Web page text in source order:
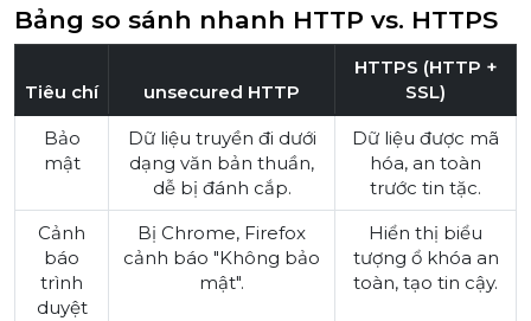
Bảng so sánh nhanh HTTP vs. HTTPS
Tiêu chí unsecured HTTP
HTTPS (HTTP +
SSL)
Bảo
mật
Dữ liệu truyền đi dưới
dạng văn bản thuần,
dễ bị đánh cắp.
Dữ liệu được mã
hóa, an toàn
trước tin tặc.
Cảnh
báo
trình
duyệt
Bị Chrome, Firefox
cảnh báo "Không bảo
mật".
Hiển thị biểu
tượng ổ khóa an
toàn, tạo tin cậy.